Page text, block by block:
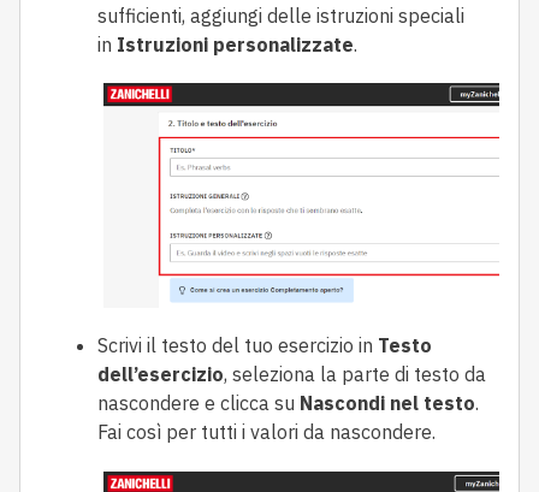
sufficienti, aggiungi delle istruzioni speciali
in Istruzioni personalizzate.
Scrivi il testo del tuo esercizio in Testo
dell’esercizio, seleziona la parte di testo da
nascondere e clicca su Nascondi nel testo.
Fai così per tutti i valori da nascondere.